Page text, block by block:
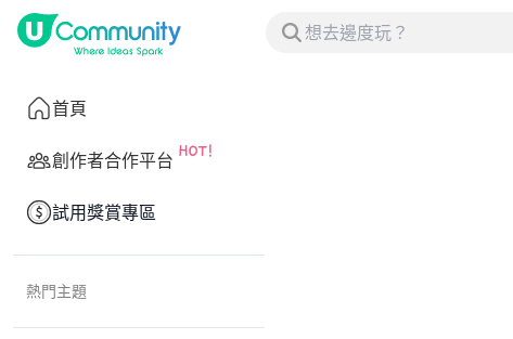
首頁
創作者合作平台
試用獎賞專區
熱門主題